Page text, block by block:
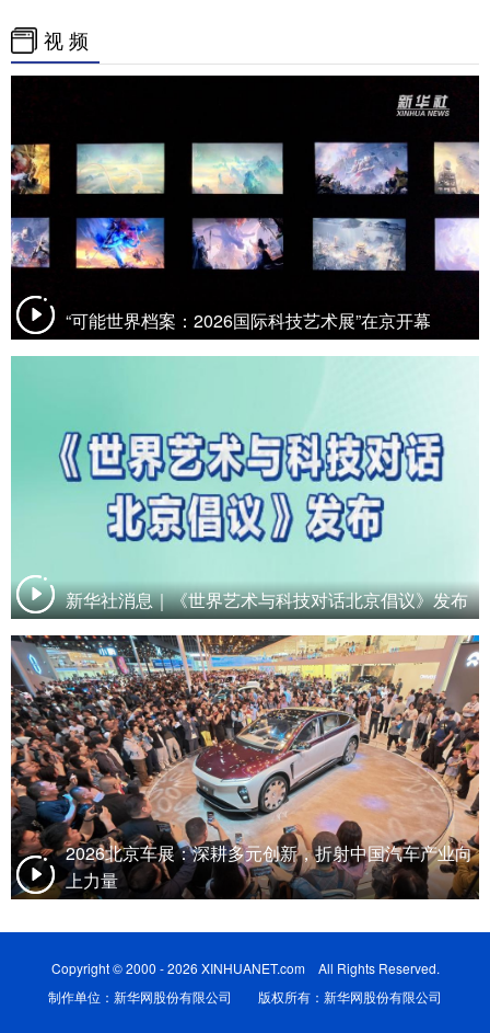
视 频
“可能世界档案：2026国际科技艺术展”在京开幕
新华社消息｜《世界艺术与科技对话北京倡议》发布
2026北京车展：深耕多元创新，折射中国汽车产业向
上力量
Copyright © 2000 - 2026 XINHUANET.com All Rights Reserved.
制作单位：新华网股份有限公司 版权所有：新华网股份有限公司